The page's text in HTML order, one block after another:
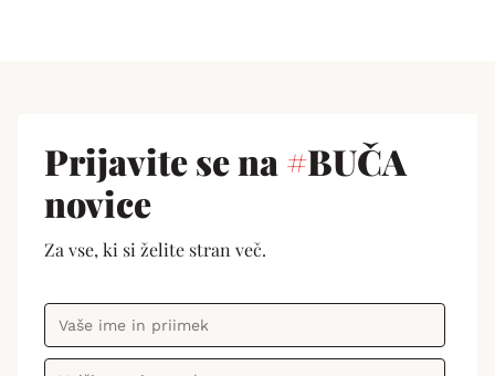
Prijavite se na#BUČA
novice
Za vse, ki si želite stran več.